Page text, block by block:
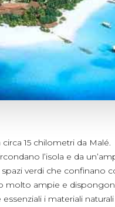
15 chilometri da Malé.
l’isola e da
verdi che confinano
molto ampie e
i materiali naturali